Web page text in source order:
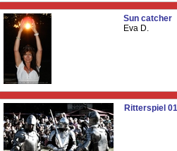
Sun catcher
Eva D.
Ritterspiel 01